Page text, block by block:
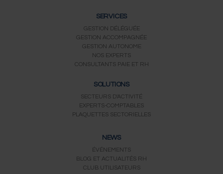
SERVICES
GESTION DÉLÉGUÉE
GESTION ACCOMPAGNÉE
GESTION AUTONOME
NOS EXPERTS
CONSULTANTS PAIE ET RH
SOLUTIONS
SECTEURS D'ACTIVITÉ
EXPERTS-COMPTABLES
PLAQUETTES SECTORIELLES
NEWS
ÉVÉNEMENTS
BLOG ET ACTUALITÉS RH
CLUB UTILISATEURS